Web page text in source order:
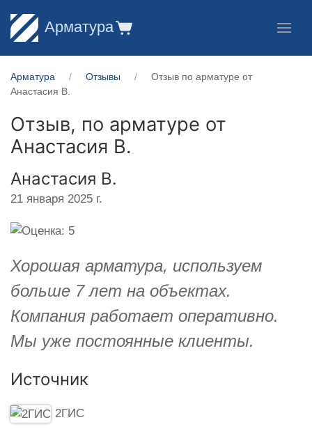
Арматура
Арматура Отзывы
Отзыв по арматуре от
Анастасия В.
Отзыв, по арматуре от
Анастасия В.
Анастасия В.
21 января 2025 г.
Хорошая арматура, используем
больше 7 лет на объектах.
Компания работает оперативно.
Мы уже постоянные клиенты.
Источник
2ГИС